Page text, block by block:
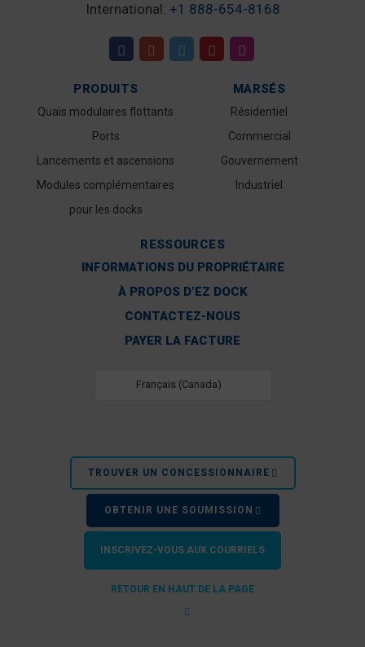
International: +1 888-654-8168
PRODUITS
Quais modulaires flottants
Ports
Lancements et ascensions
Modules complémentaires
pour les docks
MARSÉS
Résidentiel
Commercial
Gouvernement
Industriel
RESSOURCES
INFORMATIONS DU PROPRIÉTAIRE
À PROPOS D’EZ DOCK
CONTACTEZ-NOUS
PAYER LA FACTURE
Français (Canada)
TROUVER UN CONCESSIONNAIRE
OBTENIR UNE SOUMISSION
INSCRIVEZ-VOUS AUX COURRIELS
RETOUR EN HAUT DE LA PAGE